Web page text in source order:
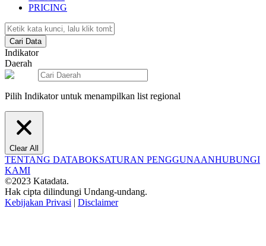
PRICING
Cari Data
Indikator
Daerah
Pilih Indikator untuk menampilkan list regional
Clear All
TENTANG DATABOKSATURAN PENGGUNAANHUBUNGI
KAMI
©2023 Katadata.
Hak cipta dilindungi Undang-undang.
Kebijakan Privasi | Disclaimer